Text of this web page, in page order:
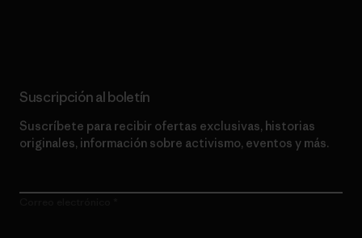
Suscripción al boletín
Suscríbete para recibir ofertas exclusivas, historias
originales, información sobre activismo, eventos y más.